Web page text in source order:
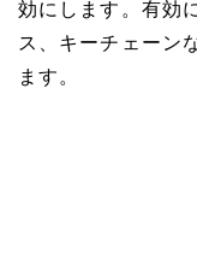
効にします。有効
ス、キーチェーン
ます。